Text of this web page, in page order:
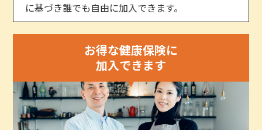
に基づき誰でも自由に加入できます。
お得な健康保険に
加入できます